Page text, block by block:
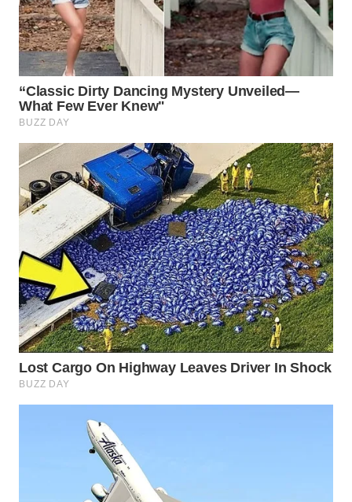
WN
BOGOR
WN
DEPOK
WN
TAPANULI
UTARA
WN
SAMOSIR
WN
PADANG
LAWAS
WN
SUMEDANG